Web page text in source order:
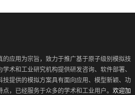
应用为宗旨，致力于推广基于原子级别模拟技
术和工业研究机构提供研发咨询、软件部署、
提供的模拟方案具有面向应用、模型新颖、功
，已经服务于众多的学术和工业用户。 欢迎加